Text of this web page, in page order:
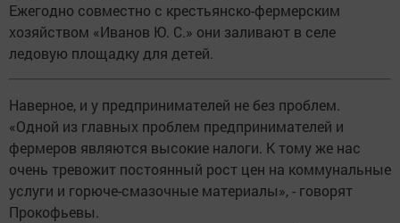
Ежегодно совместно с крестьянско-фермерским
хозяйством «Иванов Ю. С.» они заливают в селе
ледовую площадку для детей.
Наверное, и у предпринимателей не без проблем.
«Одной из главных проблем предпринимателей и
фермеров являются высокие налоги. К тому же нас
очень тревожит постоянный рост цен на коммунальные
услуги и горюче-смазочные материалы», - говорят
Прокофьевы.